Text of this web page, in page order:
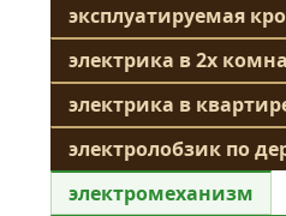
эксплуатируемая
электрика в 2х
электрика в
электролобзик по
электромеханизм